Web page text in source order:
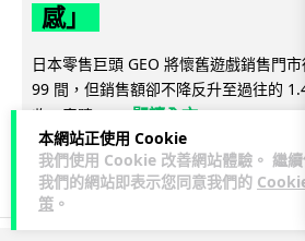
本網站正使用 Cookie
我們使用 Cookie 改善網站體驗。 繼
我們的網站即表示您同意我們的
策 。
感」
日本零售巨頭 GEO 將懷舊遊戲銷售門
99 間，但銷售額卻不降反升至過往的
收」奇蹟，... 閱讀全文
262 20 ↗ 分享